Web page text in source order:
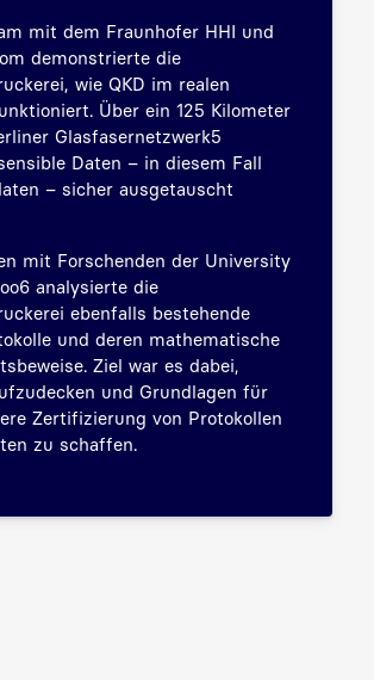
mit dem Fraunhofer HHI und
demonstrierte die
wie QKD im realen
Über ein 125 Kilometer
Glasfasernetzwerk5
Daten – in diesem Fall
– sicher ausgetauscht
mit Forschenden der University
analysierte die
ebenfalls bestehende
und deren mathematische
Ziel war es dabei,
und Grundlagen für
Zertifizierung von Protokollen
zu schaffen.